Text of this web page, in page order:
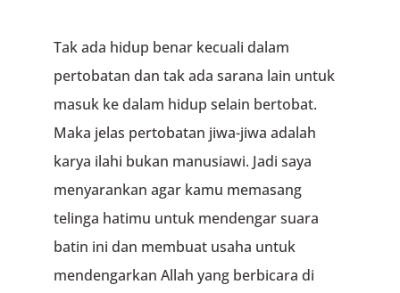
Tak ada hidup benar kecuali dalam
pertobatan dan tak ada sarana lain untuk
masuk ke dalam hidup selain bertobat.
Maka jelas pertobatan jiwa-jiwa adalah
karya ilahi bukan manusiawi. Jadi saya
menyarankan agar kamu memasang
telinga hatimu untuk mendengar suara
batin ini dan membuat usaha untuk
mendengarkan Allah yang berbicara di